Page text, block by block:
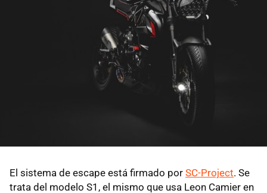
El sistema de escape está firmado por SC-Project. Se
trata del modelo S1, el mismo que usa Leon Camier en